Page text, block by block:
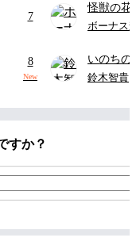
7
怪獣の
ードパー
ボーナス
8
New
いのち
鈴木智貴
すか？